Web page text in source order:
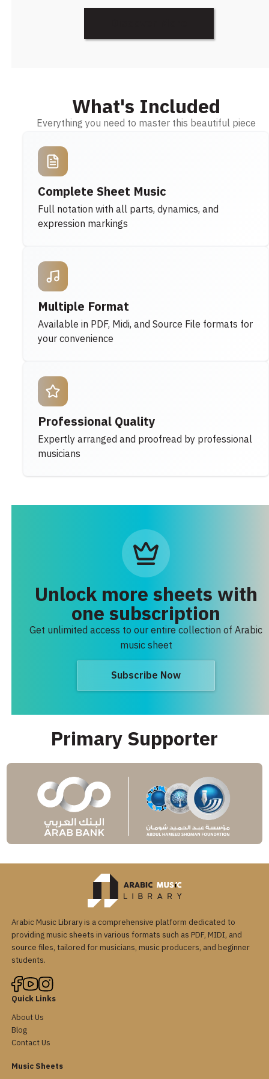
What's Included
Everything you need to master this beautiful piece
Complete Sheet Music
Full notation with all parts, dynamics, and
expression markings
Multiple Format
Available in PDF, Midi, and Source File formats for
your convenience
Professional Quality
Expertly arranged and proofread by professional
musicians
Unlock more sheets with
one subscription
Get unlimited access to our entire collection of Arabic
music sheet
Subscribe Now
Primary Supporter
Arabic Music Library is a comprehensive platform dedicated to
providing music sheets in various formats such as PDF, MIDI, and
source files, tailored for musicians, music producers, and beginner
students.
Quick Links
About Us
Blog
Contact Us
Music Sheets